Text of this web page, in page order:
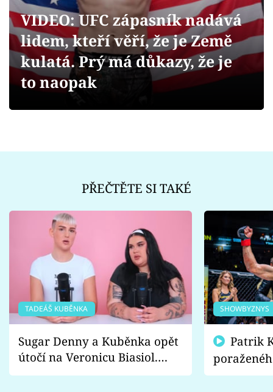
Videa
Sledujte prima+
VIDEO: UFC zápasník nadává
lidem, kteří věří, že je Země
kulatá. Prý má důkazy, že je
to naopak
PŘEČTĚTE SI TAKÉ
TADEÁŠ KUBĚNKA
Sugar Denny a Kuběnka opět
útočí na Veronicu Biasiol.
Proč je podle nich falešná a
SHOWBYZNYS
fanoušci